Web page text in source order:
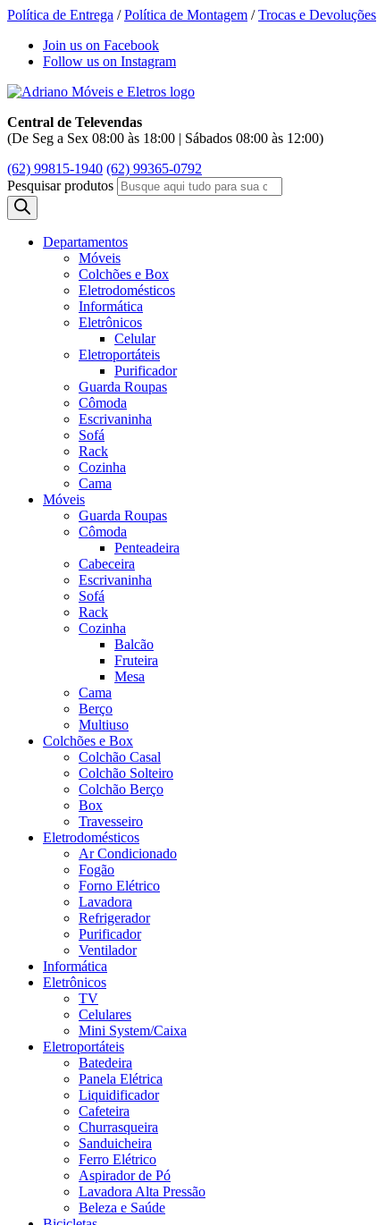
Política de Entrega /Política de Montagem /Trocas e Devoluções
Join us on Facebook
Follow us on Instagram
Central de Televendas
(De Seg a Sex 08:00 às 18:00 | Sábados 08:00 às 12:00)
(62) 99815-1940 (62) 99365-0792
Pesquisar produtos
Departamentos
Móveis
Colchões e Box
Eletrodomésticos
Informática
Eletrônicos
Celular
Eletroportáteis
Purificador
Guarda Roupas
Cômoda
Escrivaninha
Sofá
Rack
Cozinha
Cama
Móveis
Guarda Roupas
Cômoda
Penteadeira
Cabeceira
Escrivaninha
Sofá
Rack
Cozinha
Balcão
Fruteira
Mesa
Cama
Berço
Multiuso
Colchões e Box
Colchão Casal
Colchão Solteiro
Colchão Berço
Box
Travesseiro
Eletrodomésticos
Ar Condicionado
Fogão
Forno Elétrico
Lavadora
Refrigerador
Purificador
Ventilador
Informática
Eletrônicos
TV
Celulares
Mini System/Caixa
Eletroportáteis
Batedeira
Panela Elétrica
Liquidificador
Cafeteira
Churrasqueira
Sanduicheira
Ferro Elétrico
Aspirador de Pó
Lavadora Alta Pressão
Beleza e Saúde